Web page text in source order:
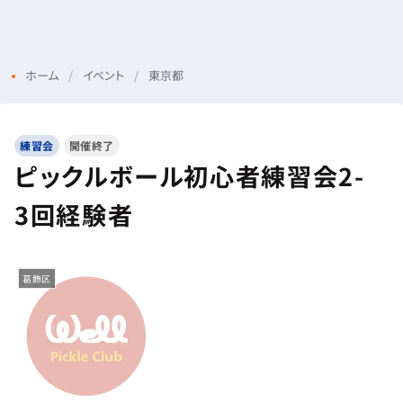
ホーム イベント 東京都
練習会 開催終了
ピックルボール初心者練習会2-
3回経験者
葛飾区